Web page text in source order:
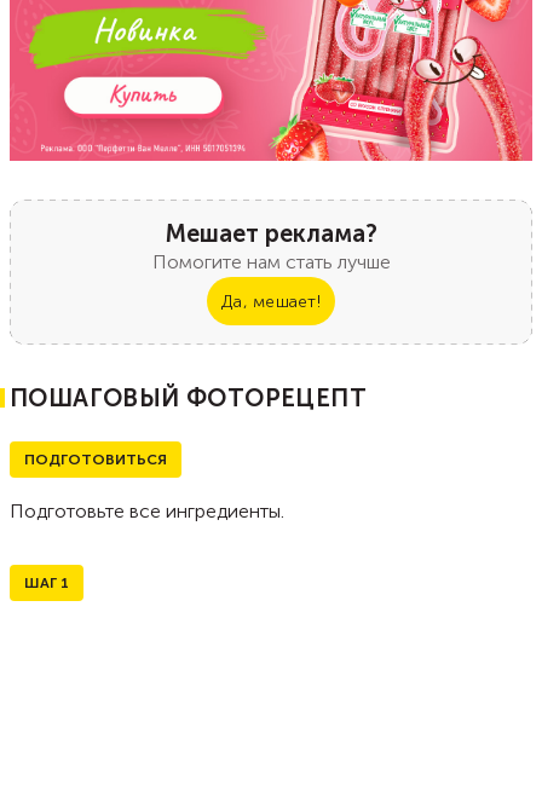
Мешает реклама?
Помогите нам стать лучше
Да, мешает!
ПОШАГОВЫЙ ФОТОРЕЦЕПТ
ПОДГОТОВИТЬСЯ
Подготовьте все ингредиенты.
ШАГ 1